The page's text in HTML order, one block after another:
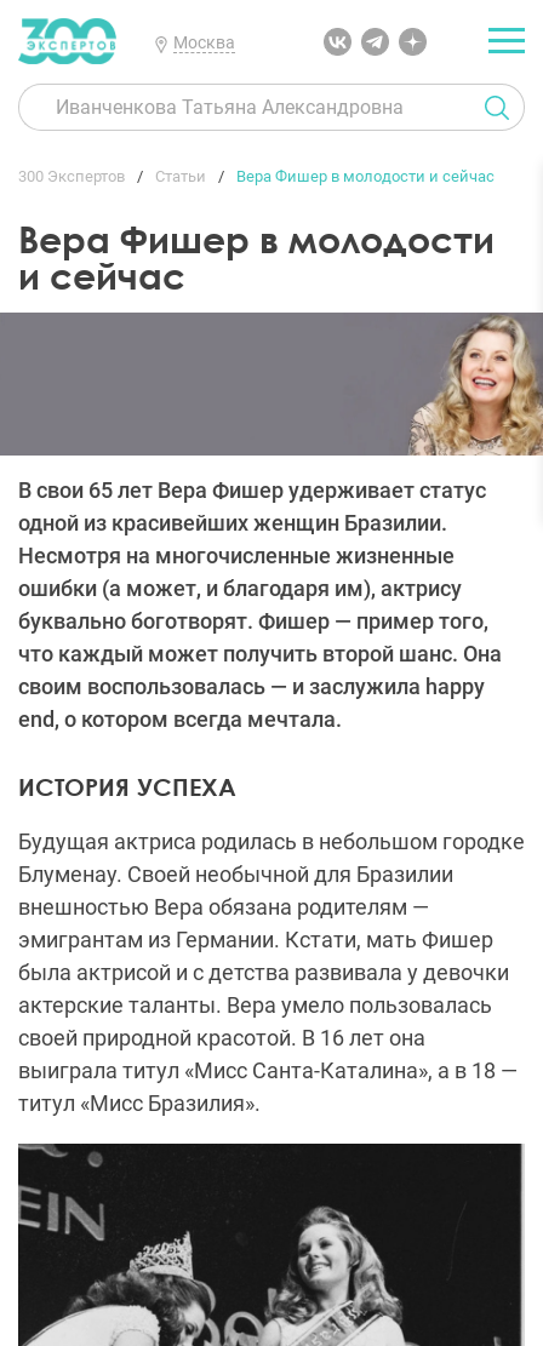
Москва
300 Экспертов Статьи Вера Фишер в молодости и сейчас
Вера Фишер в молодости
и сейчас
В свои 65 лет Вера Фишер удерживает статус
одной из красивейших женщин Бразилии.
Несмотря на многочисленные жизненные
ошибки (а может, и благодаря им), актрису
буквально боготворят. Фишер — пример того,
что каждый может получить второй шанс. Она
своим воспользовалась — и заслужила happy
end, о котором всегда мечтала.
ИСТОРИЯ УСПЕХА
Будущая актриса родилась в небольшом городке
Блуменау. Своей необычной для Бразилии
внешностью Вера обязана родителям —
эмигрантам из Германии. Кстати, мать Фишер
была актрисой и с детства развивала у девочки
актерские таланты. Вера умело пользовалась
своей природной красотой. В 16 лет она
выиграла титул «Мисс Санта-Каталина», а в 18 —
титул «Мисс Бразилия».